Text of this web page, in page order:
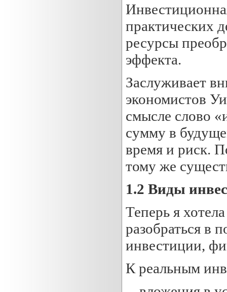
практических
ресурсы
эффекта.
Заслуживает
экономистов
смысле слово
сумму в
время и риск.
тому же
1.2 Виды
Теперь я
разобраться в
инвестиции,
К реальным